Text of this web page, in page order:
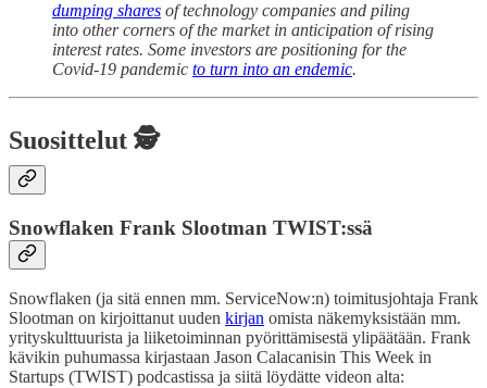
dumping shares of technology companies and piling
into other corners of the market in anticipation of rising
interest rates. Some investors are positioning for the
Covid-19 pandemic to turn into an endemic.
Suosittelut 🕵️
Snowflaken Frank Slootman TWIST:ssä
Snowflaken (ja sitä ennen mm. ServiceNow:n) toimitusjohtaja Frank
Slootman on kirjoittanut uuden kirjan omista näkemyksistään mm.
yrityskulttuurista ja liiketoiminnan pyörittämisestä ylipäätään. Frank
kävikin puhumassa kirjastaan Jason Calacanisin This Week in
Startups (TWIST) podcastissa ja siitä löydätte videon alta: